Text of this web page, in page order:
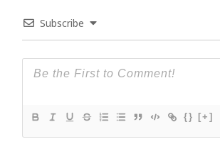
Subscribe
{} [+]